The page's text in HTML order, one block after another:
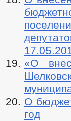
«О
О
год